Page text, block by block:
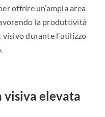
offrire un’ampia area
la produttività
visivo durante l’utilizzo
visiva elevata